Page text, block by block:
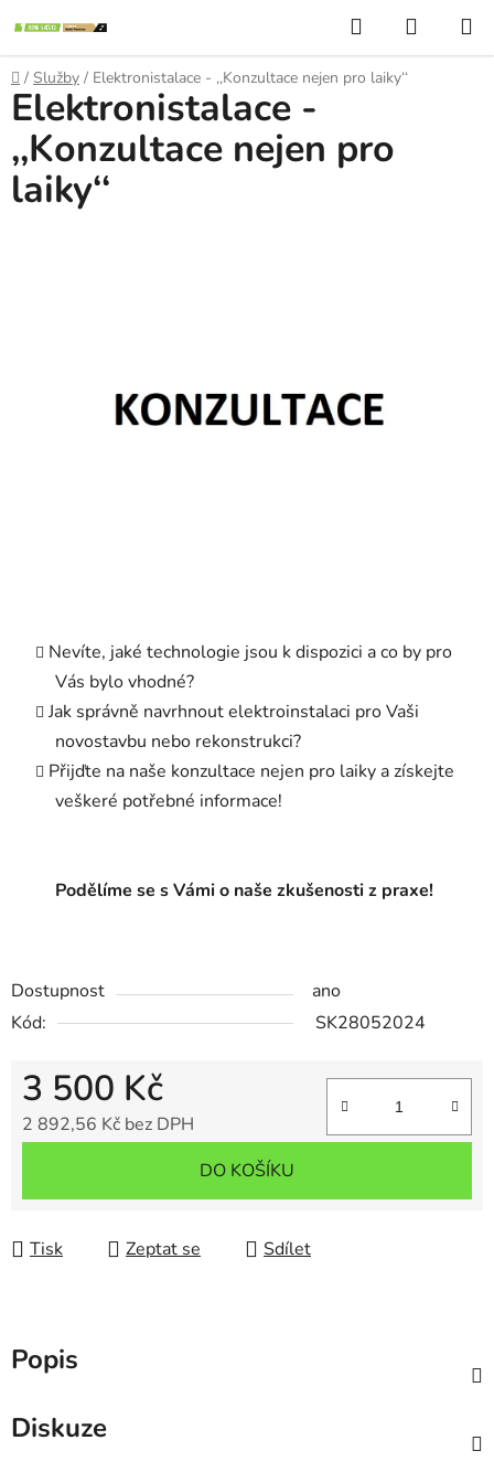
na
obsah
Hledat
KOŠÍK
Domů
/ Služby / Elektronistalace - ‚‚Konzultace nejen pro laiky‘‘
Nevíte, jaké technologie jsou k dispozici a co by pro
Vás bylo vhodné?
Jak správně navrhnout elektroinstalaci pro Vaši
novostavbu nebo rekonstrukci?
Přijďte na naše konzultace nejen pro laiky a získejte
veškeré potřebné informace!
Podělíme se s Vámi o naše zkušenosti z praxe!
Dostupnost
ano
Kód:
SK28052024
3 500 Kč
2 892,56 Kč bez DPH
DO KOŠÍKU
Tisk Zeptat se Sdílet
Elektronistalace -
‚‚Konzultace nejen pro
laiky‘‘
Popis
Diskuze